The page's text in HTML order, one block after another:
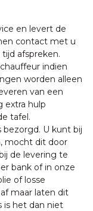
en levert de
contact met u
afspreken.
indien
worden alleen
van een
extra hulp
tafel.
U kunt bij
mocht dit door
de levering te
bank of in onze
of losse
maar laten dit
is het dan niet